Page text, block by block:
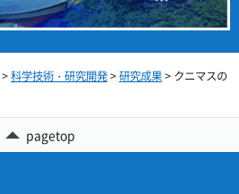
>科学技術・研究開発>研究成果> クニマスの
pagetop